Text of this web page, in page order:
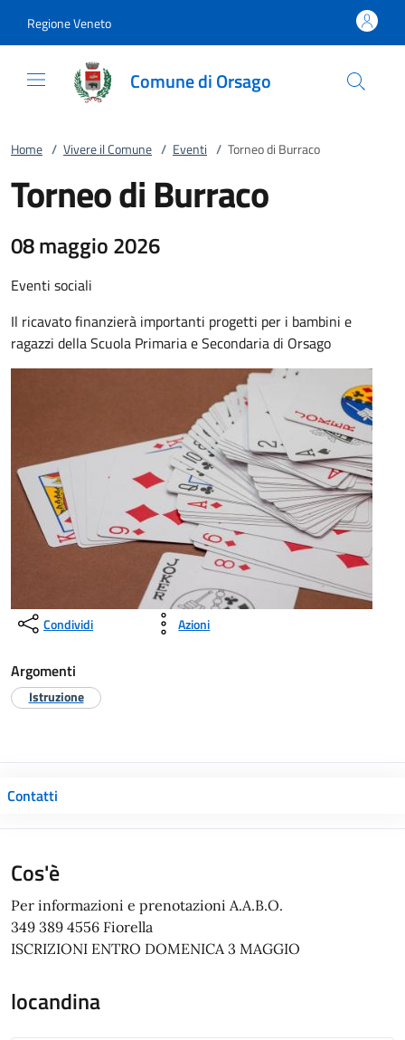
Regione Veneto
Comune di Orsago
Home / Vivere il Comune / Eventi / Torneo di Burraco
Torneo di Burraco
08 maggio 2026
Eventi sociali
Il ricavato finanzierà importanti progetti per i bambini e
ragazzi della Scuola Primaria e Secondaria di Orsago
Condividi Azioni
Argomenti
Istruzione
Contatti
Cos'è
Per informazioni e prenotazioni A.A.B.O.
349 389 4556 Fiorella
ISCRIZIONI ENTRO DOMENICA 3 MAGGIO
locandina